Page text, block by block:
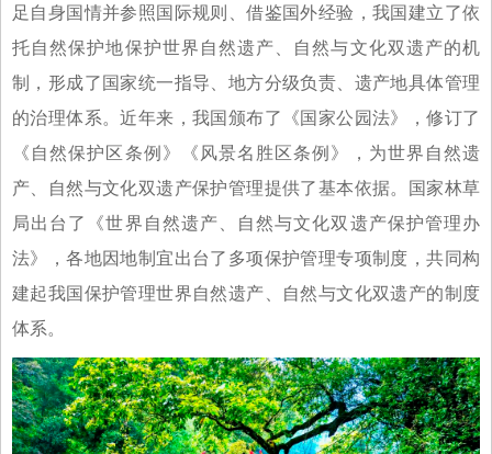
足自身国情并参照国际规则、借鉴国外经验，我国建立了依
托自然保护地保护世界自然遗产、自然与文化双遗产的机
制，形成了国家统一指导、地方分级负责、遗产地具体管理
的治理体系。近年来，我国颁布了《国家公园法》，修订了
《自然保护区条例》《风景名胜区条例》，为世界自然遗
产、自然与文化双遗产保护管理提供了基本依据。国家林草
局出台了《世界自然遗产、自然与文化双遗产保护管理办
法》，各地因地制宜出台了多项保护管理专项制度，共同构
建起我国保护管理世界自然遗产、自然与文化双遗产的制度
体系。